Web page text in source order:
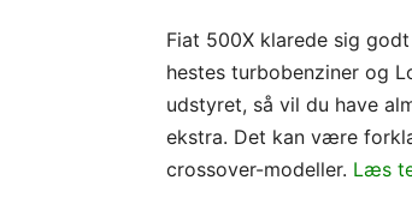
Fiat 500X klarede sig
hestes turbobenziner og
udstyret, så vil du have
ekstra. Det kan være
crossover-modeller. Læs